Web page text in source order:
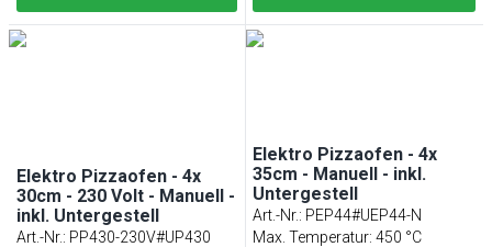
Elektro Pizzaofen - 4x
30cm - 230 Volt - Manuell -
inkl. Untergestell
Art.-Nr.: PP430-230V#UP430
Elektro Pizzaofen - 4x
35cm - Manuell - inkl.
Untergestell
Art.-Nr.: PEP44#UEP44-N
Max. Temperatur: 450 °C